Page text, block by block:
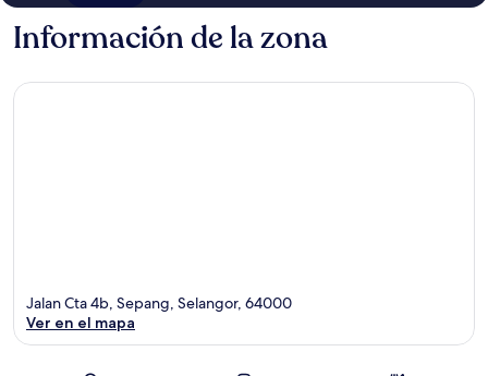
Información de la zona
Jalan Cta 4b, Sepang, Selangor, 64000
Ver en el mapa